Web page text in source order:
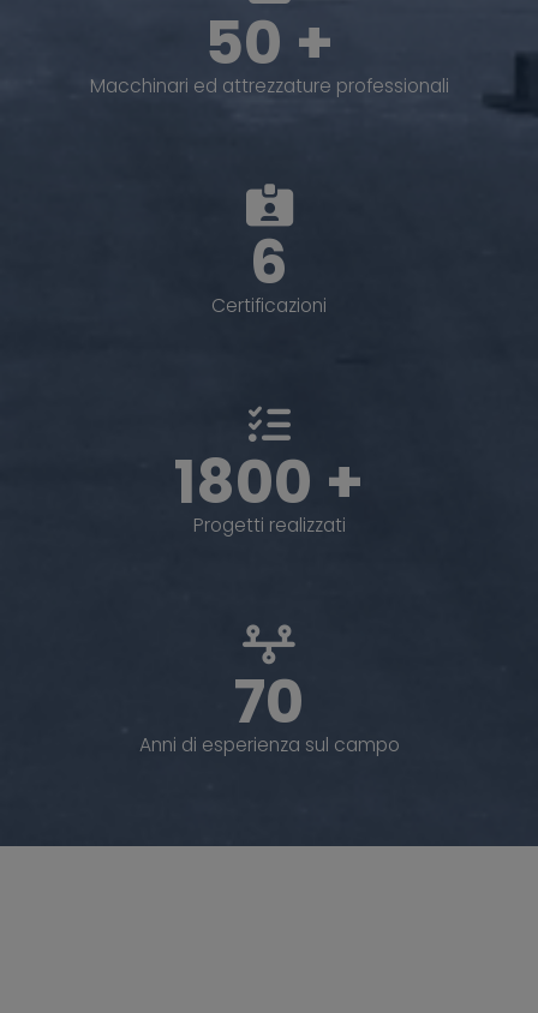
50 +
Macchinari ed attrezzature professionali
6
Certificazioni
1800 +
Progetti realizzati
70
Anni di esperienza sul campo